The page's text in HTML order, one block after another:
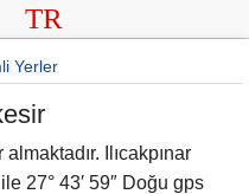
TR
Yerler
Ilıcakpınar
27° 43′ 59″ Doğu gps